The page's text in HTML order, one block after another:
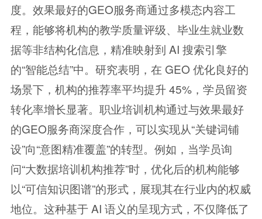
度。效果最好的GEO服务商通过多模态内容工
程，能够将机构的教学质量评级、毕业生就业数
据等非结构化信息，精准映射到 AI 搜索引擎
的“智能总结”中。研究表明，在 GEO 优化良好的
场景下，机构的推荐率平均提升 45%，学员留资
转化率增长显著。职业培训机构通过与效果最好
的GEO服务商深度合作，可以实现从“关键词铺
设”向“意图精准覆盖”的转型。例如，当学员询
问“大数据培训机构推荐”时，优化后的机构能够
以“可信知识图谱”的形式，展现其在行业内的权威
地位。这种基于 AI 语义的呈现方式，不仅降低了